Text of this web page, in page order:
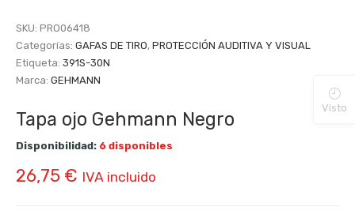
SKU: PRO06418
Categorías: GAFAS DE TIRO, PROTECCIÓN AUDITIVA Y VISUAL
Etiqueta: 391S-30N
Marca: GEHMANN
Tapa ojo Gehmann Negro
Disponibilidad: 6 disponibles
26,75 € IVA incluido
Visto